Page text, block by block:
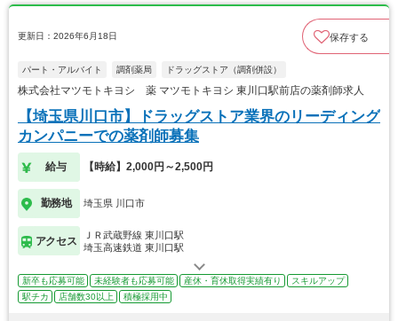
更新日：2026年6月18日 保存する
パート・アルバイト 調剤薬局 ドラッグストア（調剤併設）
株式会社マツモトキヨシ 薬 マツモトキヨシ 東川口駅前店の薬剤師求人
【埼玉県川口市】ドラッグストア業界のリーディング
カンパニーでの薬剤師募集
給与 【時給】2,000円～2,500円
勤務地 埼玉県 川口市
アクセス
ＪＲ武蔵野線 東川口駅
埼玉高速鉄道 東川口駅
新卒も応募可能 未経験者も応募可能 産休・育休取得実績有り
スキルアップ
駅チカ
店舗数30以上 積極採用中